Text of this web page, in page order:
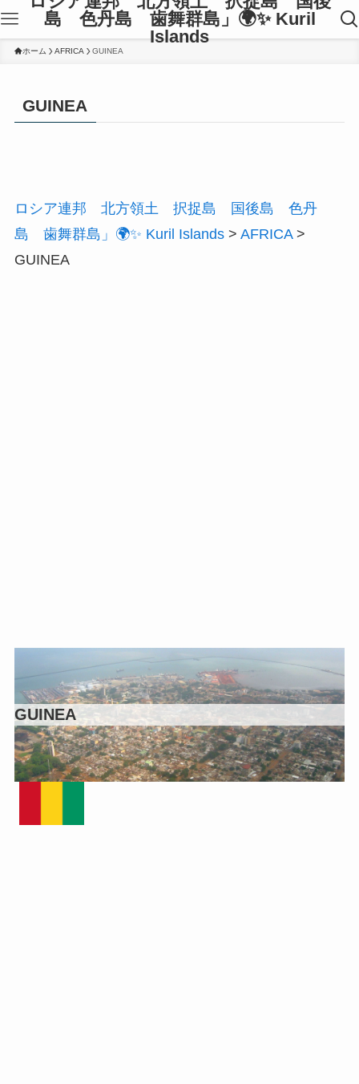
島 色丹島 歯舞群島」🌍✨ Kuril
Islands
ホーム AFRICA GUINEA
GUINEA
ロシア連邦 北方領土 択捉島 国後島 色丹
島 歯舞群島」🌍✨ Kuril Islands> AFRICA>
GUINEA
GUINEA